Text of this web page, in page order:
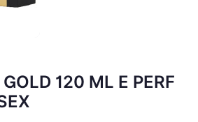
120 ML E PERF